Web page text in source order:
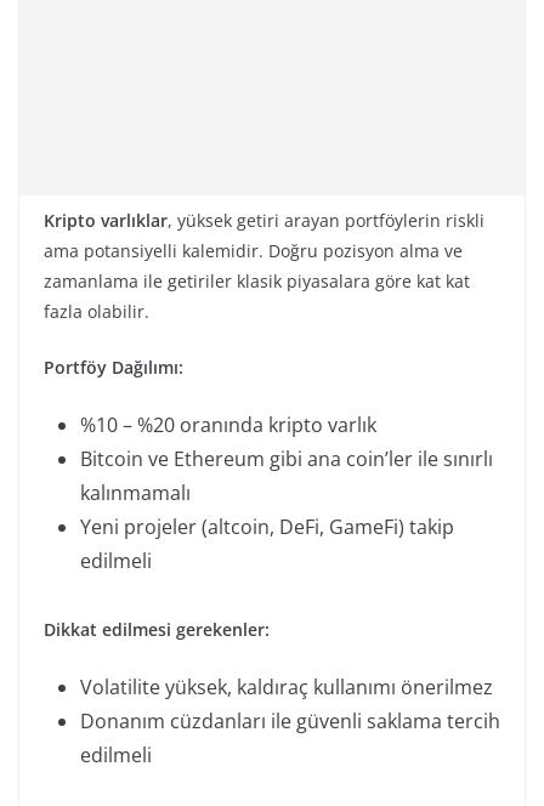
Kripto varlıklar, yüksek getiri arayan portföylerin riskli
ama potansiyelli kalemidir. Doğru pozisyon alma ve
zamanlama ile getiriler klasik piyasalara göre kat kat
fazla olabilir.
Portföy Dağılımı:
%10 – %20 oranında kripto varlık
Bitcoin ve Ethereum gibi ana coin’ler ile sınırlı
kalınmamalı
Yeni projeler (altcoin, DeFi, GameFi) takip
edilmeli
Dikkat edilmesi gerekenler:
Volatilite yüksek, kaldıraç kullanımı önerilmez
Donanım cüzdanları ile güvenli saklama tercih
edilmeli